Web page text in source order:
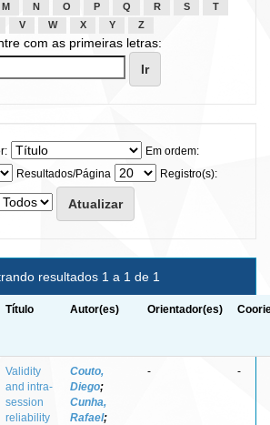
M N O P Q R S
T
V W X Y Z
com as primeiras letras:
Em ordem:
Resultados/Página
Registro(s):
resultados 1 a 1 de 1
Título Autor(es) Orientador(es)
Validity
and intra-
session
reliability
Couto,
Diego;
Cunha,
Rafael;
- -